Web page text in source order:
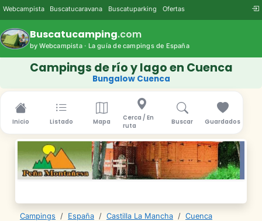
Webcampista Buscatucaravana Buscatuparking Ofertas
Buscatucamping.com
by Webcampista · La guía de campings de España
Campings de río y lago en Cuenca
Bungalow Cuenca
Inicio Listado Mapa
Cerca / En
ruta
Buscar Guardados
Campings / España / Castilla La Mancha / Cuenca